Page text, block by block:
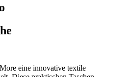
eine innovative textile